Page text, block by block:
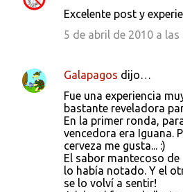
n
Excelente post y
5 de abril de 2010 a las
Galapagos dijo…
Fue una experiencia
bastante reveladora
En la primer ronda,
vencedora era Iguana.
cerveza me gusta... :)
El sabor mantecoso de
lo había notado. Y el
se lo volví a sentir!